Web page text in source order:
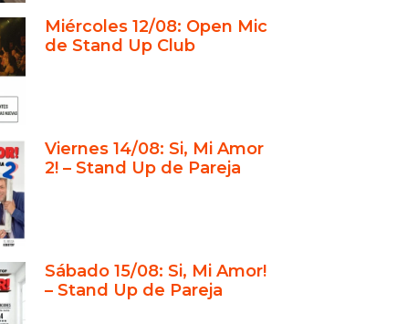
Miércoles 12/08: Open Mic
de Stand Up Club
Viernes 14/08: Si, Mi Amor
2! – Stand Up de Pareja
Sábado 15/08: Si, Mi Amor!
– Stand Up de Pareja